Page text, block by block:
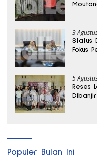
3
Status
Fokus
5
Reses
Populer Bulan Ini